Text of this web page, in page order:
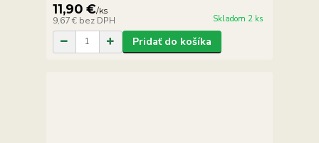
11,90 €/ks
9,67 € bez DPH Skladom 2 ks
Pridať do košíka